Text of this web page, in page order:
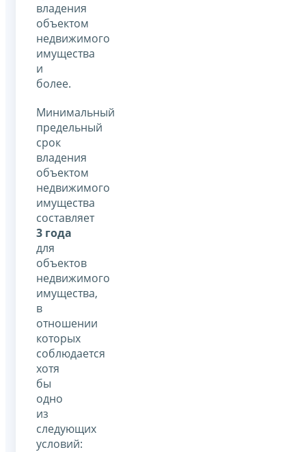
владения
объектом
недвижимого
имущества
и
более.
Минимальный
предельный
срок
владения
объектом
недвижимого
имущества
составляет
3 года
для
объектов
недвижимого
имущества,
в
отношении
которых
соблюдается
хотя
бы
одно
из
следующих
условий: